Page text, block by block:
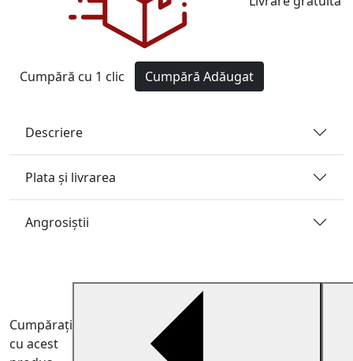
Cumpără cu 1 clic Cumpără Adăugat
Descriere
Plata și livrarea
Angrosiştii
Cumpărați
cu acest